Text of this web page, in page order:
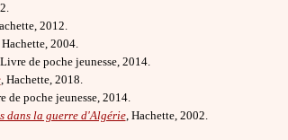
2012.
2004.
de poche jeunesse, 2014.
, Hachette, 2018.
de poche jeunesse, 2014.
dans la guerre d'Algérie, Hachette, 2002.